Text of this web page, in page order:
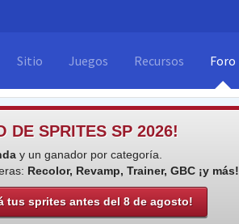
Sitio Juegos Recursos Foro
DE SPRITES SP 2026!
y un ganador por categoría.
Recolor, Revamp, Trainer, GBC ¡y más!
tus sprites antes del 8 de agosto!